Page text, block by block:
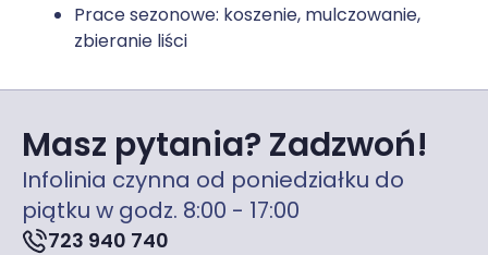
Prace sezonowe: koszenie, mulczowanie,
zbieranie liści
Masz pytania? Zadzwoń!
Infolinia czynna od poniedziałku do
piątku w godz. 8:00 - 17:00
723 940 740